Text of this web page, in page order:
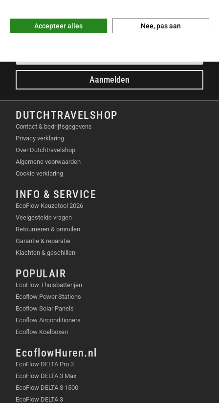
laatste Dutchtravelshop nieuws in je mailbox!
Aanmelden
DUTCHTRAVELSHOP
Contact & bedrijfsgegevens
Privacy verklaring
Over Dutchtravelshop
Algemene voorwaarden
Cookie verklaring
INFO & SERVICE
EcoFlow Keuzetool 2026
Veelgestelde vragen
Retourneren & omruilen
Garantie & reparatie
Klachten & geschillen
POPULAIR
EcoFlow Thuisbatterijen
Ecoflow Power Stations
Ecoflow Solar Panels
Ecoflow Airconditioners
Ecoflow Koelboxen
EcoflowHuren.nl
EcoFlow DELTA Pro 3
EcoFlow DELTA 3 Max
EcoFlow DELTA 3 1500
EcoFlow DELTA 3
Accepteer alles Nee, pas aan